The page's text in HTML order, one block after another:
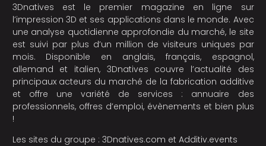
3Dnatives est le premier magazine en ligne sur
l’impression 3D et ses applications dans le monde. Avec
une analyse quotidienne approfondie du marché, le site
est suivi par plus d’un million de visiteurs uniques par
mois. Disponible en anglais, français, espagnol,
allemand et italien, 3Dnatives couvre l’actualité des
principaux acteurs du marché de la fabrication additive
et offre une variété de services : annuaire des
professionnels, offres d’emploi, évènements et bien plus
!
Les sites du groupe : 3Dnatives.com et Additiv.events